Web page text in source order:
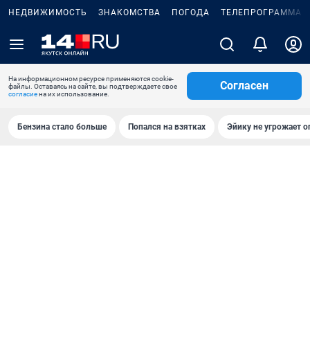
НЕДВИЖИМОСТЬ ЗНАКОМСТВА ПОГОДА ТЕЛЕПРОГРАММА
На информационном ресурсе применяются cookie-
файлы. Оставаясь на сайте, вы подтверждаете свое
согласиена их использование.
Согласен
Бензина стало больше Попался на взятках Эйику не угрожает